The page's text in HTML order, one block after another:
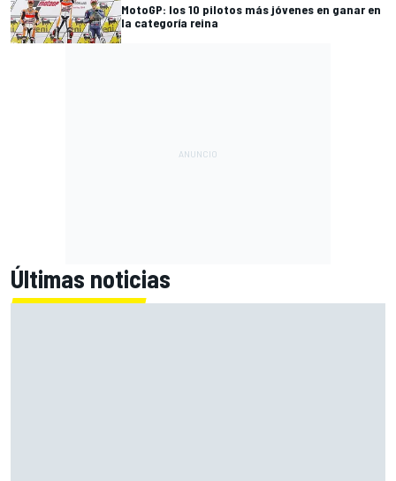
MotoGP: los 10 pilotos más jóvenes en ganar en
la categoría reina
Últimas noticias